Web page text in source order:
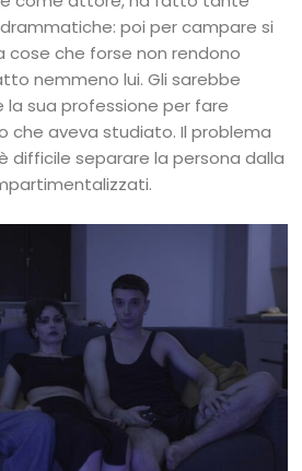
poi per campare si
cose che forse non rendono
nemmeno lui. Gli sarebbe
sua professione per fare
aveva studiato. Il problema
difficile separare la persona dalla